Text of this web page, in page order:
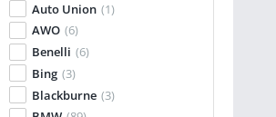
Auto Union (1)
AWO (6)
Benelli (6)
Bing (3)
Blackburne (3)